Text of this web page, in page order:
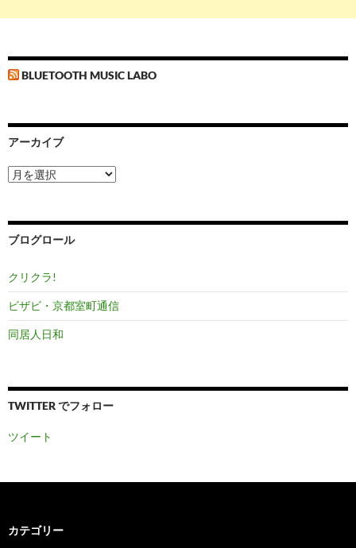
BLUETOOTH MUSIC LABO
アーカイブ
ア
ー
ブ
ブログロール
クリクラ!
ビザビ・京都室町通信
同居人日和
TWITTER でフォロー
ツイート
カテゴリー